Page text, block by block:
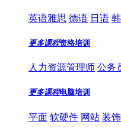
英语雅思 德语 日语
更多课程资格培训
人力资源管理师 公务
更多课程电脑培训
平面 软硬件 网站 装饰